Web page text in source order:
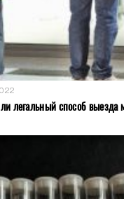
легальный способ выезда